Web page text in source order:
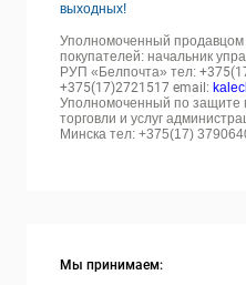
выходных!
Уполномоченный
покупателей: начальник
РУП «Белпочта» тел:
+375(17)2721517 email:
Уполномоченный по защите
торговли и услуг
Минска тел: +375(17)
Мы принимаем: